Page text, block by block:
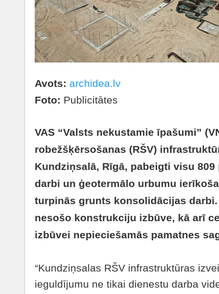
Avots: archidea.lv
Foto: Publicitātes
VAS “Valsts nekustamie īpašumi”
robežšķērsošanas (RŠV)
Kundziņsalā, Rīgā, pabeigti visu
darbi un ģeotermālo urbumu
turpinās grunts konsolidācijas
nesošo konstrukciju izbūve, kā arī
izbūvei nepieciešamās pamatnes
“Kundziņsalas RŠV infrastruktūras
ieguldījumu ne tikai dienestu darba